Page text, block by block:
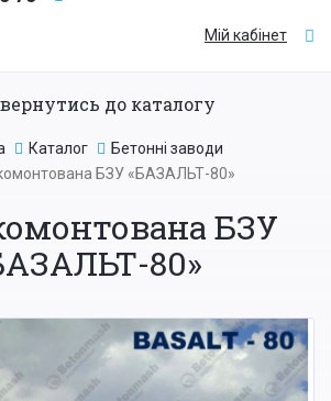
Мій кабінет
до каталогу
Каталог
Бетонні заводи
БЗУ «БАЗАЛЬТ-80»
БЗУ
80»